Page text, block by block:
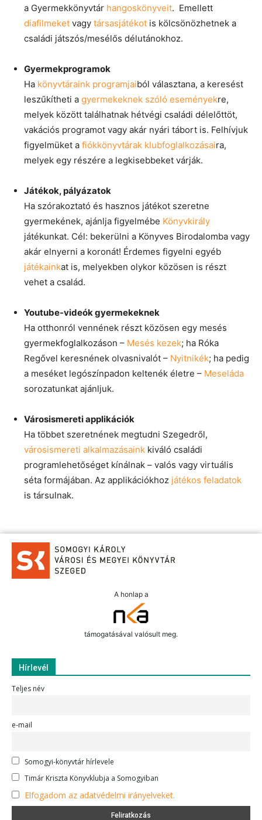
a Gyermekkönyvtár hangoskönyveit. Emellett
diafilmeket vagy társasjátékot is kölcsönözhetnek a
családi játszós/mesélős délutánokhoz.
Gyermekprogramok
Ha könyvtáraink programjaiból választana, a keresést
leszűkítheti a gyermekeknek szóló eseményekre,
melyek között találhatnak hétvégi családi délelőttöt,
vakációs programot vagy akár nyári tábort is. Felhívjuk
figyelmüket a fiókkönyvtárak klubfoglalkozásaira,
melyek egy részére a legkisebbeket várják.
Játékok, pályázatok
Ha szórakoztató és hasznos játékot szeretne
gyermekének, ajánlja figyelmébe Könyvkirály
játékunkat. Cél: bekerülni a Könyves Birodalomba vagy
akár elnyerni a koronát! Érdemes figyelni egyéb
játékainkat is, melyekben olykor közösen is részt
vehet a család.
Youtube-videók gyermekeknek
Ha otthonról vennének részt közösen egy mesés
gyermekfoglalkozáson – Mesés kezek; ha Róka
Regővel keresnének olvasnivalót – Nyitnikék; ha pedig
a meséket legószínpadon keltenék életre – Meseláda
sorozatunkat ajánljuk.
Városismereti applikációk
Ha többet szeretnének megtudni Szegedről,
városismereti alkalmazásaink kiváló családi
programlehetőséget kínálnak – valós vagy virtuális
séta formájában. Az applikációkhoz játékos feladatok
is társulnak.
A honlap a
támogatásával valósult meg.
Hírlevél
Teljes név
e-mail
Somogyi-könyvtár hírlevele
Timár Kriszta Könyvklubja a Somogyiban
Elfogadom az adatvédelmi irányelveket.